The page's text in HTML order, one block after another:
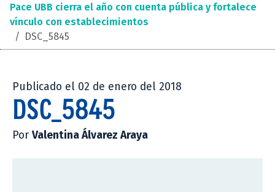
Pace UBB cierra el año con cuenta pública y fortalece
vínculo con establecimientos
/ DSC_5845
Publicado el 02 de enero del 2018
DSC_5845
PorValentina Álvarez Araya